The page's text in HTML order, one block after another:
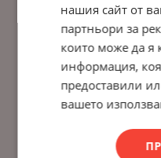
нашия сайт от
партньори за
които може да я
информация,
предоставили
вашето